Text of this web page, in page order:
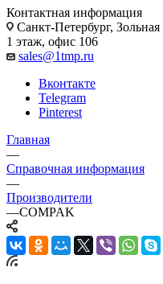
Контактная информация
Санкт-Петербург,
1 этаж, офис 106
sales@1tmp.ru
Вконтакте
Telegram
Pinterest
Главная
—
Справочная информация
—
Производители
—COMPAK